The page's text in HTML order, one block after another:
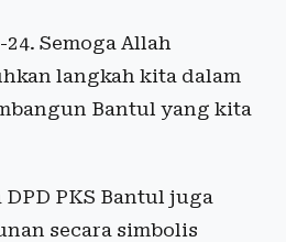
Semoga Allah
langkah kita dalam
Bantul yang kita
PKS Bantul juga
secara simbolis